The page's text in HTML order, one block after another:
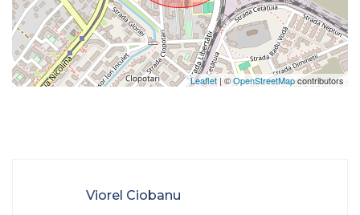
Leaflet| ©OpenStreetMapcontributors
Viorel Ciobanu